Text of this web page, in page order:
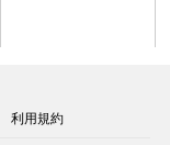
利用規約